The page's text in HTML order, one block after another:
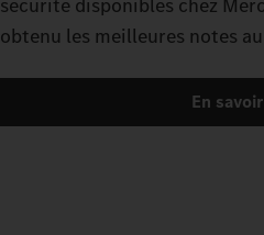
sécurité disponibles chez
obtenu les meilleures notes
En